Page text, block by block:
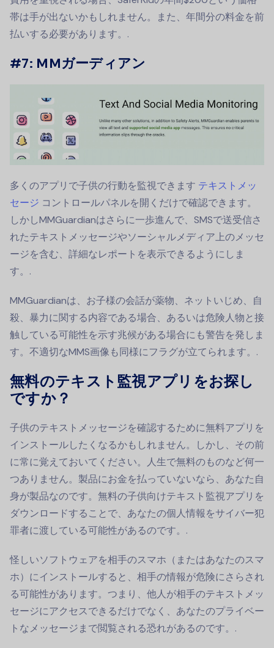
帯は手が出ないかもしれません。また、年間分の料金を前
払いする必要があります。.
#7: MMガーディアン
多くのアプリで子供の行動を監視できます テキストメッ
セージ コントロールパネルを開くだけで確認できます。
しかしMMGuardianはさらに一歩進んで、SMSで送受信さ
れたテキストメッセージやソーシャルメディア上のメッセ
ージを含む、詳細なレポートを表示できるようにしま
す。.
MMGuardianは、お子様の会話が薬物、ネットいじめ、自
殺、暴力に関する内容である場合、あるいは危険人物と接
触している可能性を示す兆候がある場合にも警告を発しま
す。不適切なMMS画像も同様にフラグが立てられます。.
無料のテキスト監視アプリをお探し
ですか？
子供のテキストメッセージを確認するために無料アプリを
インストールしたくなるかもしれません。しかし、その前
に常に覚えておいてください。人生で無料のものなど何一
つありません。製品にお金を払っていないなら、あなた自
身が製品なのです。無料の子供向けテキスト監視アプリを
ダウンロードすることで、あなたの個人情報をサイバー犯
罪者に渡している可能性があるのです。.
怪しいソフトウェアを相手のスマホ（またはあなたのスマ
ホ）にインストールすると、相手の情報が危険にさらされ
る可能性があります。つまり、他人が相手のテキストメッ
セージにアクセスできるだけでなく、あなたのプライベー
トなメッセージまで閲覧される恐れがあるのです。.